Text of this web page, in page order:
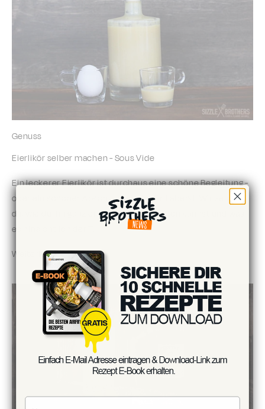
Genuss
Eierlikör selber machen - Sous Vide
Ein leckerer Eierlikör ist durchaus eine schöne Begleitung -
oder ein schöner Abschluss - beim Grillabend. Wir zeigen
dir, wie du ihn ganz einfach selber machen kannst und was
es hinsichtlich der T...
Weiterlesen
Vorname